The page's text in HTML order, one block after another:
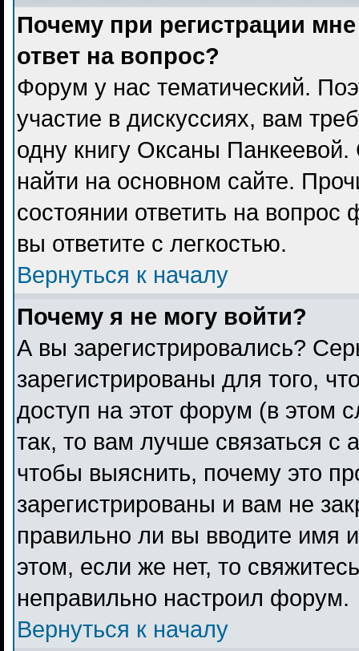
Почему при регистрации
ответ на вопрос?
Форум у нас тематический.
участие в дискуссиях, вам
одну книгу Оксаны
найти на основном сайте.
состоянии ответить на
вы ответите с легкостью.
Вернуться к началу
Почему я не могу войти?
А вы зарегистрировались?
зарегистрированы для того,
доступ на этот форум (в этом
так, то вам лучше связаться
чтобы выяснить, почему это
зарегистрированы и вам не
правильно ли вы вводите имя
этом, если же нет, то
неправильно настроил форум.
Вернуться к началу